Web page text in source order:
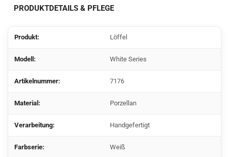
PRODUKTDETAILS & PFLEGE
Produkt: Löffel
Modell: White Series
Artikelnummer: 7176
Material: Porzellan
Verarbeitung: Handgefertigt
Farbserie: Weiß